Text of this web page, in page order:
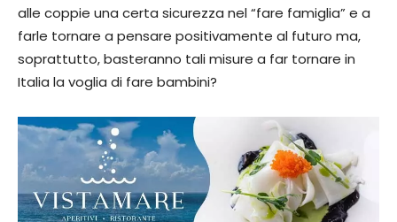
alle coppie una certa sicurezza nel “fare famiglia” e a
farle tornare a pensare positivamente al futuro ma,
soprattutto, basteranno tali misure a far tornare in
Italia la voglia di fare bambini?